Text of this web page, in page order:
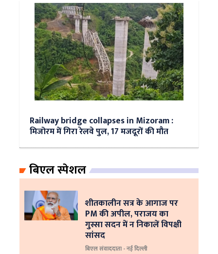
Railway bridge collapses in Mizoram :
मिजोरम में गिरा रेलवे पुल, 17 मजदूरों की मौत
बिएल स्पेशल
शीतकालीन सत्र के आगाज पर
PM की अपील, पराजय का
गुस्सा सदन में न निकालें विपक्षी
सांसद
बिएल संवाददाता - नई दिल्ली